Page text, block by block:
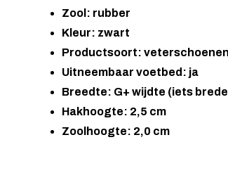
Zool: rubber
Kleur: zwart
Productsoort: veterschoenen
Uitneembaar voetbed: ja
Breedte: G+ wijdte (iets
Hakhoogte: 2,5 cm
Zoolhoogte: 2,0 cm